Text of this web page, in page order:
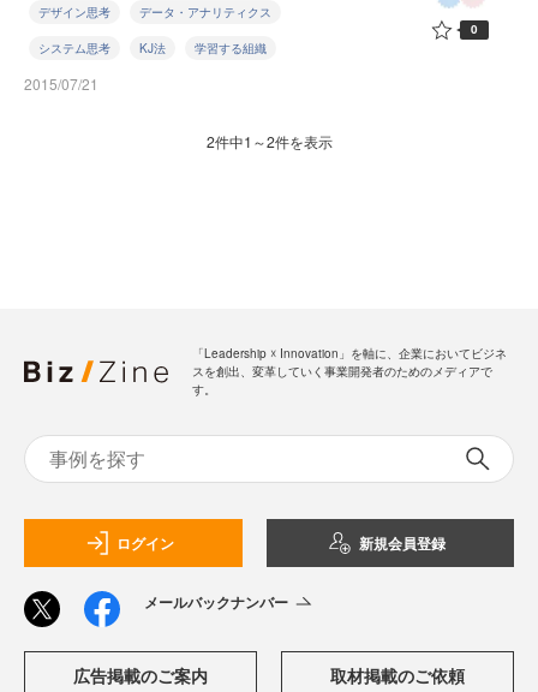
デザイン思考 データ・アナリティクス
システム思考 KJ法 学習する組織
2015/07/21
0
2件中1～2件を表示
「Leadership ☓ Innovation」を軸に、企業においてビジネ
スを創出、変革していく事業開発者のためのメディアで
す。
ログイン 新規会員登録
メールバックナンバー
広告掲載のご案内 取材掲載のご依頼